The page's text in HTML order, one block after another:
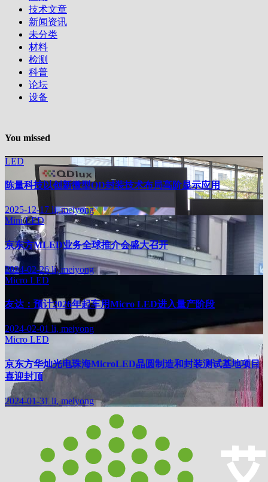
技术文章
新闻资讯
未分类
材料
检测
科普
论坛
设备
You missed
LED
陈量科技以创新微型QD封装技术布局高阶显示应用
2025-12-17 li, meiyong
Mini LED
京东方MLED业务全球推介会盛大召开
2024-02-26li, meiyong
Micro LED
友达：预计2026年起车用Micro LED进入量产阶段
2024-02-01 li, meiyong
Micro LED
京东方华灿光电珠海MicroLED晶圆制造和封装测试基地项目
喜迎封顶
2024-01-31 li, meiyong